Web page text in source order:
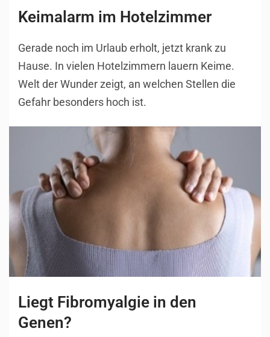
Keimalarm im Hotelzimmer
Gerade noch im Urlaub erholt, jetzt krank zu
Hause. In vielen Hotelzimmern lauern Keime.
Welt der Wunder zeigt, an welchen Stellen die
Gefahr besonders hoch ist.
Liegt Fibromyalgie in den
Genen?